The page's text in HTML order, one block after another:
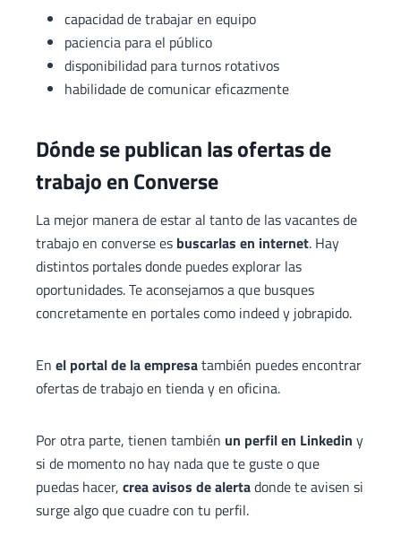
capacidad de trabajar en equipo
paciencia para el público
disponibilidad para turnos rotativos
habilidade de comunicar eficazmente
Dónde se publican las ofertas de
trabajo en Converse
La mejor manera de estar al tanto de las vacantes de
trabajo en converse es buscarlas en internet. Hay
distintos portales donde puedes explorar las
oportunidades. Te aconsejamos a que busques
concretamente en portales como indeed y jobrapido.
En el portal de la empresatambién puedes encontrar
ofertas de trabajo en tienda y en oficina.
Por otra parte, tienen también un perfil en Linkedin y
si de momento no hay nada que te guste o que
puedas hacer, crea avisos de alertadonde te avisen si
surge algo que cuadre con tu perfil.